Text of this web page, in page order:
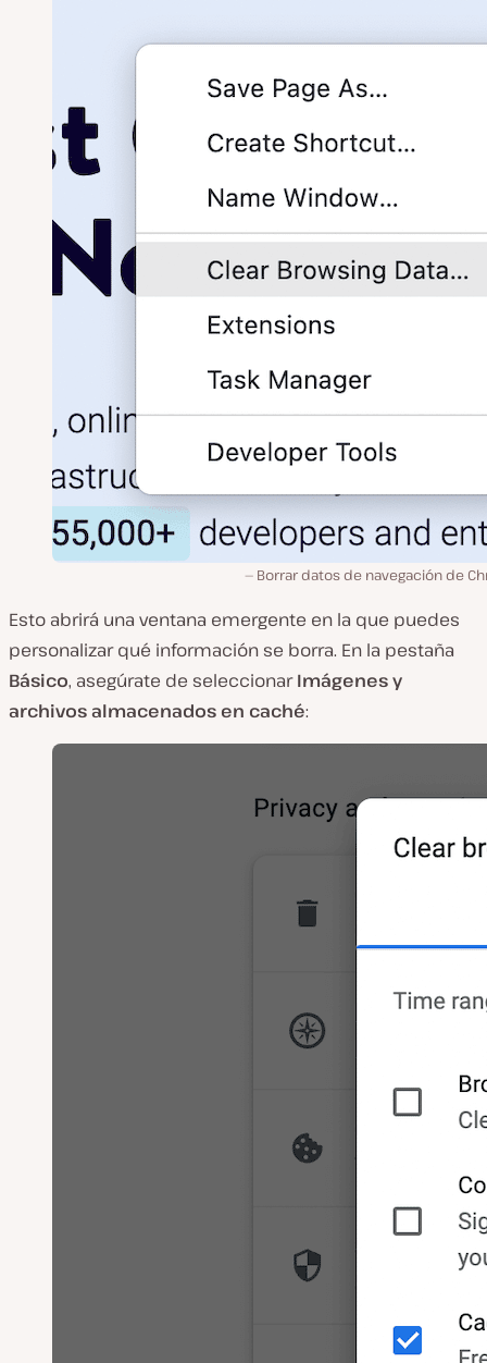
Borrar datos de navegación de
Esto abrirá una ventana emergente en la que puedes
personalizar qué información se borra. En la pestaña
Básico, asegúrate de seleccionarImágenes y
archivos almacenados en caché: